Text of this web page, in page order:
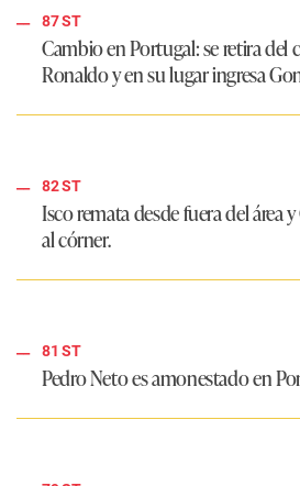
87 ST
Cambio en Portugal: se retira del
Ronaldo y en su lugar ingresa
82 ST
Isco remata desde fuera del área
al córner.
81 ST
Pedro Neto es amonestado en